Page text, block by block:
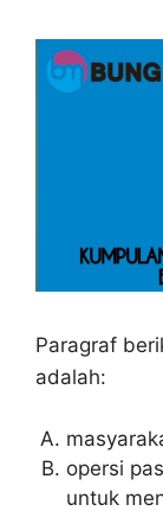
Paragraf
adalah:
opersi
untuk